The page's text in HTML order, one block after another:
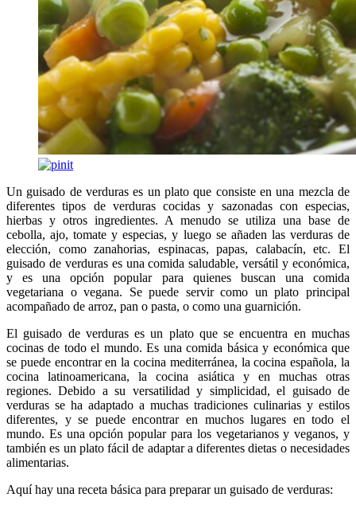
Un guisado de verduras es un plato que consiste en una mezcla de
diferentes tipos de verduras cocidas y sazonadas con especias,
hierbas y otros ingredientes. A menudo se utiliza una base de
cebolla, ajo, tomate y especias, y luego se añaden las verduras de
elección, como zanahorias, espinacas, papas, calabacín, etc. El
guisado de verduras es una comida saludable, versátil y económica,
y es una opción popular para quienes buscan una comida
vegetariana o vegana. Se puede servir como un plato principal
acompañado de arroz, pan o pasta, o como una guarnición.
El guisado de verduras es un plato que se encuentra en muchas
cocinas de todo el mundo. Es una comida básica y económica que
se puede encontrar en la cocina mediterránea, la cocina española, la
cocina latinoamericana, la cocina asiática y en muchas otras
regiones. Debido a su versatilidad y simplicidad, el guisado de
verduras se ha adaptado a muchas tradiciones culinarias y estilos
diferentes, y se puede encontrar en muchos lugares en todo el
mundo. Es una opción popular para los vegetarianos y veganos, y
también es un plato fácil de adaptar a diferentes dietas o necesidades
alimentarias.
Aquí hay una receta básica para preparar un guisado de verduras: